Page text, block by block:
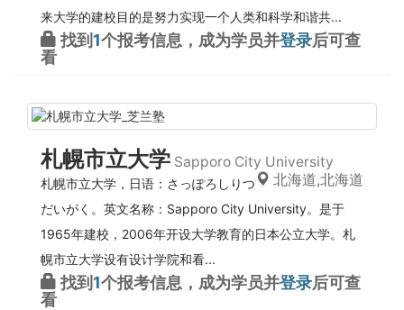
来大学的建校目的是努力实现一个人类和科学和谐共...
找到 1个报考信息，成为学员并登录后可查
看
札幌市立大学 Sapporo City University
北海道,北海道
札幌市立大学，日语：さっぽろしりつ
だいがく。英文名称：Sapporo City University。是于
1965年建校，2006年开设大学教育的日本公立大学。札
幌市立大学设有设计学院和看...
找到 1个报考信息，成为学员并登录后可查
看